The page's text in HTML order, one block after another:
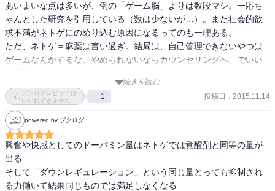
ト依存と疑われる人がいる。
その中で、どれぐらいの人がネットゲーム依存かわからない。
そして、どれらぐいの人が、重度の依存に陥り、麻薬依存者と同様
の症状が出ているかもわからない。おそらく、これからも、突っ込
んだ調査はしないだろう
日本のネット依存に対する取り組みは、あまりに後進的である。
お隣の中国は18歳以下は、1日30分以上ネットゲームを行いない仕組
みをとっている。
では、日本は？野放しの状態だ。好きなだけゲームをできる。
若い子にとっては、最高の環境だが、ネットゲーム依存になった
ら、もちろん自己責任。
日本は専門的外来も数えるほどしかないから、
「自分の状態が、どうなっているのかもわからないまま」苦しむこ
あいまいな点は多いが、例の「ゲーム脳」よりは数段マシ。一応ち
ゃんとした研究を引用している（数は少ないが…）。また社会的欲
求不満がネトゲにのめり込む原因になるってのも一理ある。
ただ、ネトゲ＝麻薬は言い過ぎ。結局は、自己管理できないやつは
ゲームなんかするな、やめられないならカウンセリングへ、でいい
続きを読む
ブクログレビューは
いいねできません
1 投稿日 : 2015.11.14
powered by ブクログ
興奮や快感としてのドーパミン量はネトゲでは覚醒剤と同等の量が
出る
そして「ダウンレギュレーション」という同じ量とっても抑制され
る力働いて結果同じものでは満足しなくなる